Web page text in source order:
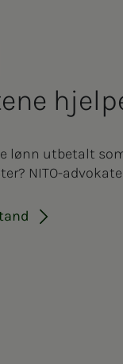
lønn utbetalt
NITO-